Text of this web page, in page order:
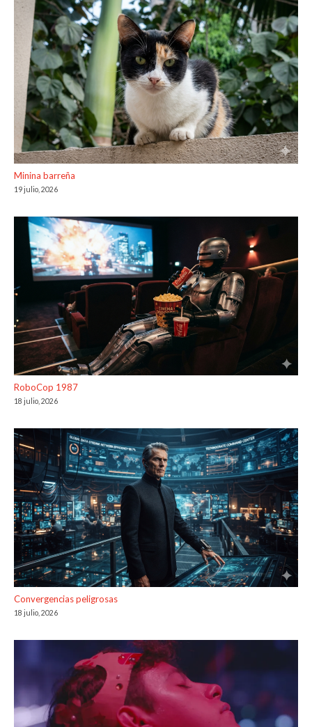
Minina barreña
19 julio, 2026
RoboCop 1987
18 julio, 2026
Convergencias peligrosas
18 julio, 2026